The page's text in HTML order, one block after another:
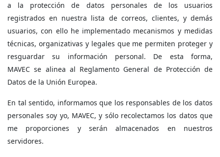
a la protección de datos personales de los usuarios
registrados en nuestra lista de correos, clientes, y demás
usuarios, con ello he implementado mecanismos y medidas
técnicas, organizativas y legales que me permiten proteger y
resguardar su información personal. De esta forma,
MAVEC se alinea al Reglamento General de Protección de
Datos de la Unión Europea.
En tal sentido, informamos que los responsables de los datos
personales soy yo, MAVEC, y sólo recolectamos los datos que
me proporciones y serán almacenados en nuestros
servidores.